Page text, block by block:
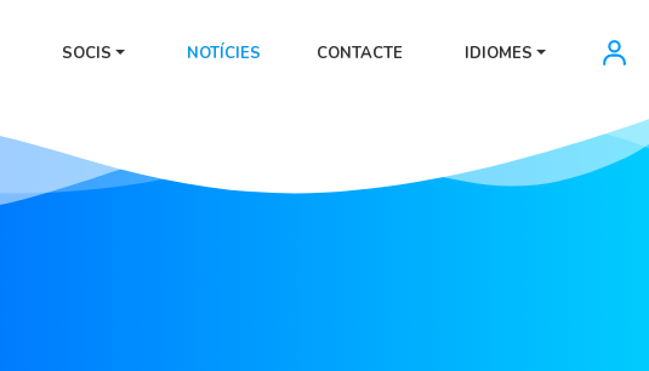
SOCIS NOTÍCIES CONTACTE IDIOMES